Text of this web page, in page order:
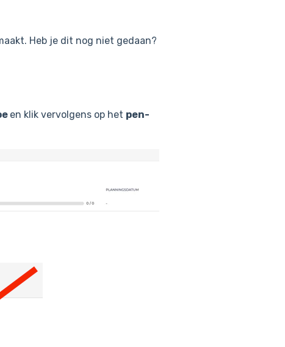
Heb je dit nog niet gedaan?
en klik vervolgens op het pen-